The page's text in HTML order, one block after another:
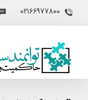
02166977800